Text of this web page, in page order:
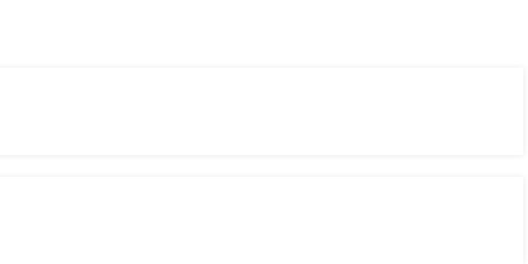
senza complicazioni.
del mercato.
piattaforme e dApp.